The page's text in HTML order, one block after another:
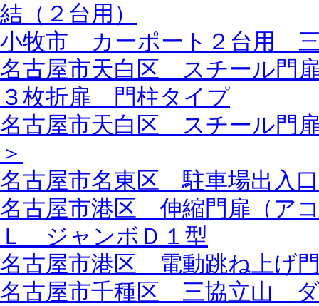
結（２台用）
小牧市 カーポート２台用
名古屋市天白区 スチール
３枚折扉 門柱タイプ
名古屋市天白区 スチール門
＞
名古屋市名東区 駐車場出入
名古屋市港区 伸縮門扉（ア
Ｌ ジャンボＤ１型
名古屋市港区 電動跳ね上げ
名古屋市千種区 三協立山